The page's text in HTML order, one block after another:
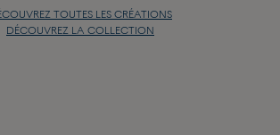
TOUTES LES CRÉATIONS
DÉCOUVREZ LA COLLECTION